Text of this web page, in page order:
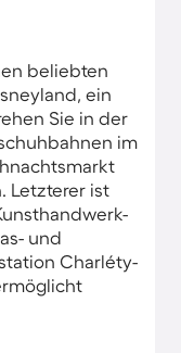
beliebten
ein
Sie in der
im
Letzterer ist
und
Charléty-